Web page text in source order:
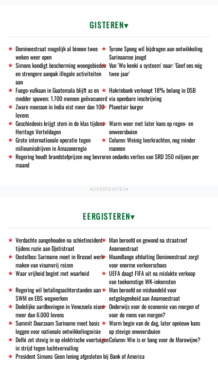
GISTEREN
Domineestraat mogelijk al binnen twee
weken weer open
Tyrone Spong wil bijdragen aan ontwikkeling
Surinaamse jeugd
Simons kondigt bescherming woongebieden
en strengere aanpak illegale activiteiten
aan
Van 'Wo kenki a systeem' naar: 'Geef ons nóg
twee jaar'
Fuego-vulkaan in Guatemala blijft as en
modder spuwen; 1.700 mensen geëvacueerd
Hakrinbank verkoopt 18% belang in DSB
via openbare inschrijving
Zware moesson in India eist meer dan 100
levens
Planetair burger
Geschiedenis krijgt stem in de klas tijdens
Heritage Verteldagen
Warm weer met later kans op regen- en
onweersbuien
Grote internationale operatie tegen
milieumisdrijven in Amazoneregio
Column: Weinig leerkrachten, nog minder
mannen
Regering houdt brandstofprijzen nog bevroren ondanks verlies van SRD 350 miljoen per
maand
EERGISTEREN
Verdachte aangehouden na schietincident
tijdens ruzie aan Djotistraat
Man beroofd en gewond na straatroof
Anamoestraat
Oostelbos: Suriname moet in Brussel werk
maken van visumvrij reizen
Maandlange afsluiting Domineestraat zorgt
voor enorme verkeerschaos
Waar vrijheid begint met waarheid
UEFA daagt FIFA uit na mislukte verkoop
van toekomstige WK-inkomsten
Regering wil betalingsachterstanden aan
SWM en EBS wegwerken
Man beroofd en mishandeld voor
eetgelegenheid aan Anamoestraat
Dodelijke aardbevingen in Venezuela eisen
meer dan 6.000 levens
Onderwijs voor de economie van morgen of
voor de mens van morgen?
Summit Duurzaam Suriname moet basis
leggen voor nationale ontwikkelingsvisie
Warm begin van de dag, later opnieuw kans
op stevige onweersbuien
Delhi zet stevig in op elektrische voertuigen
in strijd tegen luchtvervuiling
Column: Wie is er bang voor de Marowijne?
President Simons: Geen lening afgesloten bij Bank of America